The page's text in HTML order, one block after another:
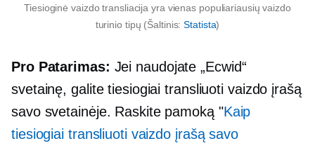
Tiesioginė vaizdo transliacija yra vienas populiariausių vaizdo
turinio tipų (Šaltinis:Statista)
Pro Patarimas: Jei naudojate „Ecwid“
svetainę, galite tiesiogiai transliuoti vaizdo įrašą
savo svetainėje. Raskite pamoką "Kaip
tiesiogiai transliuoti vaizdo įrašą savo